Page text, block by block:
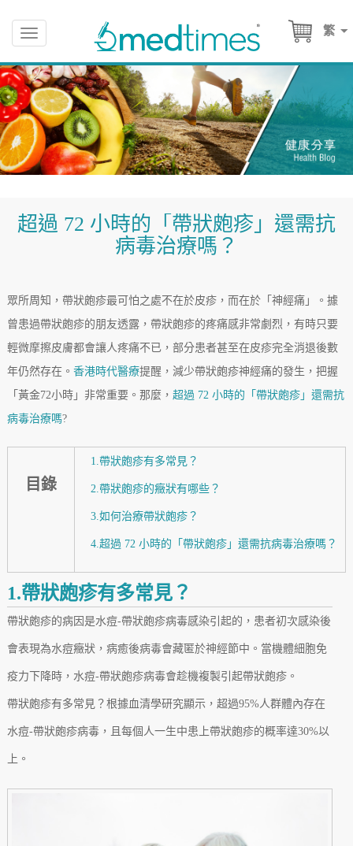
繁
Toggle
navigation
超過 72 小時的「帶狀皰疹」還需抗
病毒治療嗎？
眾所周知，帶狀皰疹最可怕之處不在於皮疹，而在於「神經痛」。據
曾患過帶狀皰疹的朋友透露，帶狀皰疹的疼痛感非常劇烈，有時只要
輕微摩擦皮膚都會讓人疼痛不已，部分患者甚至在皮疹完全消退後數
年仍然存在。 香港時代醫療提醒，減少帶狀皰疹神經痛的發生，把握
「黃金72小時」非常重要。那麼， 超過 72 小時的「帶狀皰疹」還需抗
病毒治療嗎?
目錄
1.帶狀皰疹有多常見？
2.帶狀皰疹的癥狀有哪些？
3.如何治療帶狀皰疹？
4.超過 72 小時的「帶狀皰疹」還需抗病毒治療嗎？
1.帶狀皰疹有多常見？
帶狀皰疹的病因是水痘-帶狀皰疹病毒感染引起的，患者初次感染後
會表現為水痘癥狀，病癒後病毒會藏匿於神經節中。當機體細胞免
疫力下降時，水痘-帶狀皰疹病毒會趁機複製引起帶狀皰疹。
帶狀皰疹有多常見？根據血清學研究顯示，超過95%人群體內存在
水痘-帶狀皰疹病毒，且每個人一生中患上帶狀皰疹的概率達30%以
上。